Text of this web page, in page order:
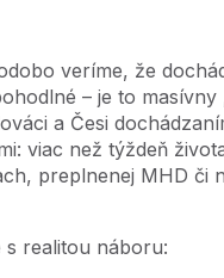
veríme, že
– je to masívny
a Česi
viac než týždeň
preplnenej MHD či
realitou náboru: